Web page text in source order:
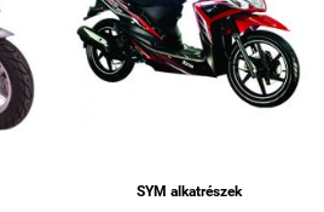
SYM alkatrészek